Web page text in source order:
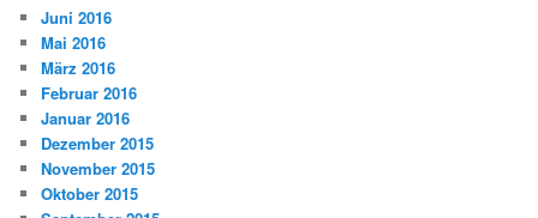
Juni 2016
Mai 2016
März 2016
Februar 2016
Januar 2016
Dezember 2015
November 2015
Oktober 2015